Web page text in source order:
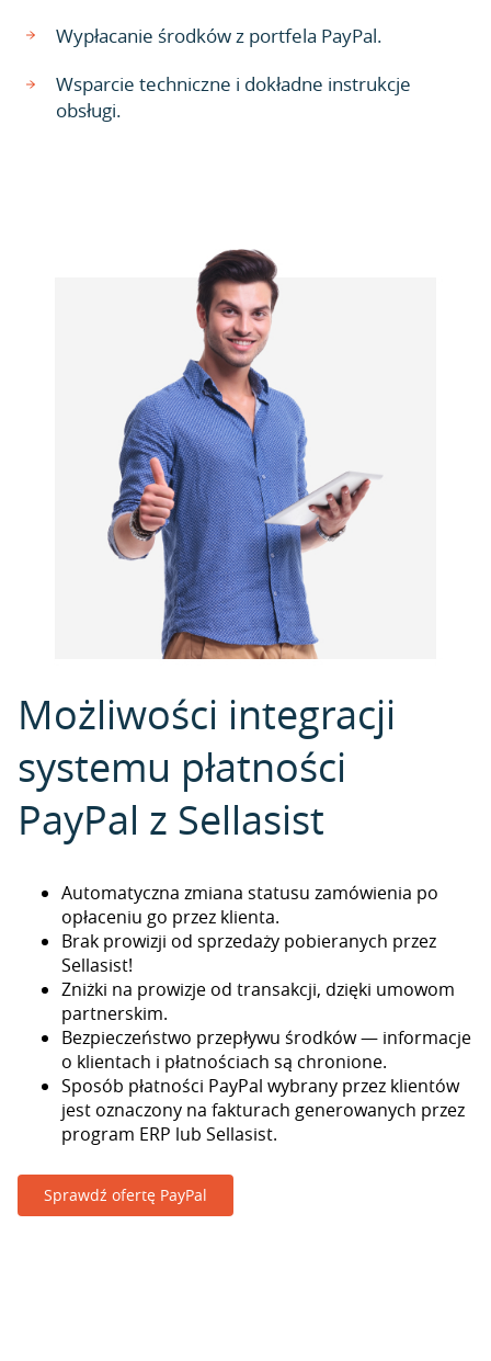
Wypłacanie środków z portfela PayPal.
Wsparcie techniczne i dokładne instrukcje
obsługi.
Możliwości integracji
systemu płatności
PayPal z Sellasist
Automatyczna zmiana statusu zamówienia po
opłaceniu go przez klienta.
Brak prowizji od sprzedaży pobieranych przez
Sellasist!
Zniżki na prowizje od transakcji, dzięki umowom
partnerskim.
Bezpieczeństwo przepływu środków — informacje
o klientach i płatnościach są chronione.
Sposób płatności PayPal wybrany przez klientów
jest oznaczony na fakturach generowanych przez
program ERP lub Sellasist.
Sprawdź ofertę PayPal